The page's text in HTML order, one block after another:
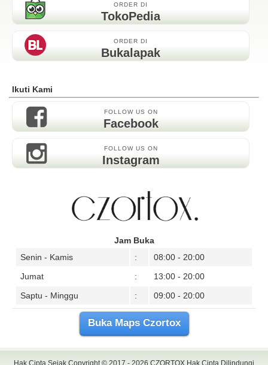
ORDER DI
TokoPedia
ORDER DI
Bukalapak
Ikuti Kami
FOLLOW US ON
Facebook
FOLLOW US ON
Instagram
Jam Buka
Senin - Kamis
:
08:00 - 20:00
Jumat
:
13:00 - 20:00
Saptu - Minggu
: 09:00 - 20:00
Buka Maps Czortox
Hak Cipta Sejak Copyright © 2017 - 2026 CZORTOX Hak Cipta Dilindungi